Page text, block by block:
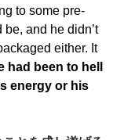
to some pre-
and he didn’t
either. It
had been to hell
energy or his